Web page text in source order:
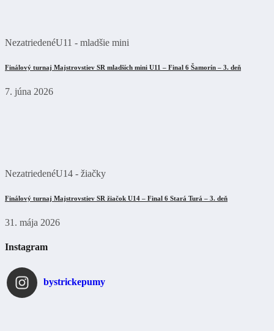
NezatriedenéU11 - mladšie mini
Finálový turnaj Majstrovstiev SR mladších mini U11 – Final 6 Šamorín – 3. deň
7. júna 2026
NezatriedenéU14 - žiačky
Finálový turnaj Majstrovstiev SR žiačok U14 – Final 6 Stará Turá – 3. deň
31. mája 2026
Instagram
bystrickepumy